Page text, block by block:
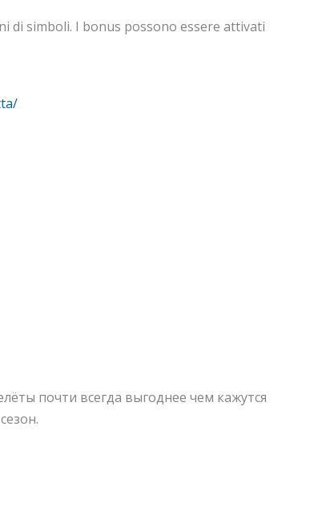
di simboli. I bonus possono essere attivati
почти всегда выгоднее чем кажутся